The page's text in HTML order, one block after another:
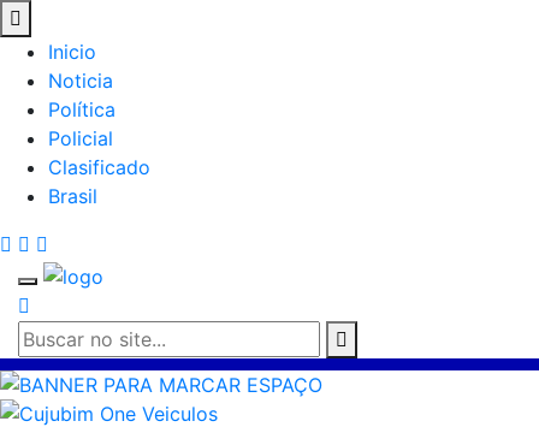
Inicio
Noticia
Política
Policial
Clasificado
Brasil